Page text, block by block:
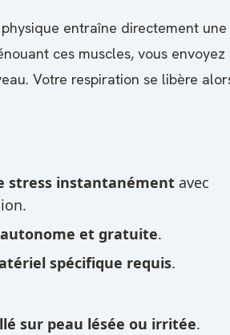
entraîne directement une
ces muscles, vous
Votre respiration se libère
stress instantanémentavec
et gratuite.
spécifique requis.
sur peau lésée ou irritée.